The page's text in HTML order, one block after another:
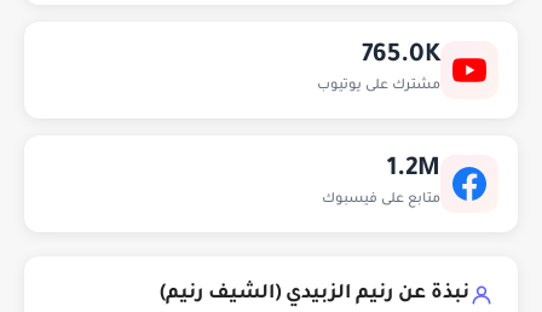
765.0K
مشترك على يوتيوب
1.2M
متابع على فيسبوك
نبذة عن رنيم الزبيدي (الشيف رنيم)